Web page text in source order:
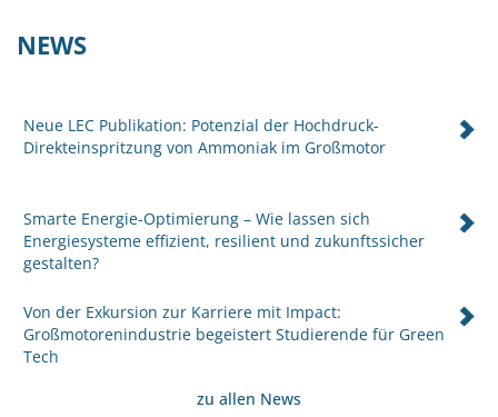
NEWS
Neue LEC Publikation: Potenzial der Hochdruck-
Direkteinspritzung von Ammoniak im Großmotor
Smarte Energie-Optimierung – Wie lassen sich
Energiesysteme effizient, resilient und zukunftssicher
gestalten?
Von der Exkursion zur Karriere mit Impact:
Großmotorenindustrie begeistert Studierende für Green
Tech
zu allen News